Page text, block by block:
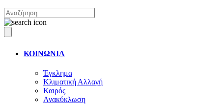
ΚΟΙΝΩΝΙΑ
Έγκλημα
Κλιματική Αλλαγή
Καιρός
Ανακύκλωση